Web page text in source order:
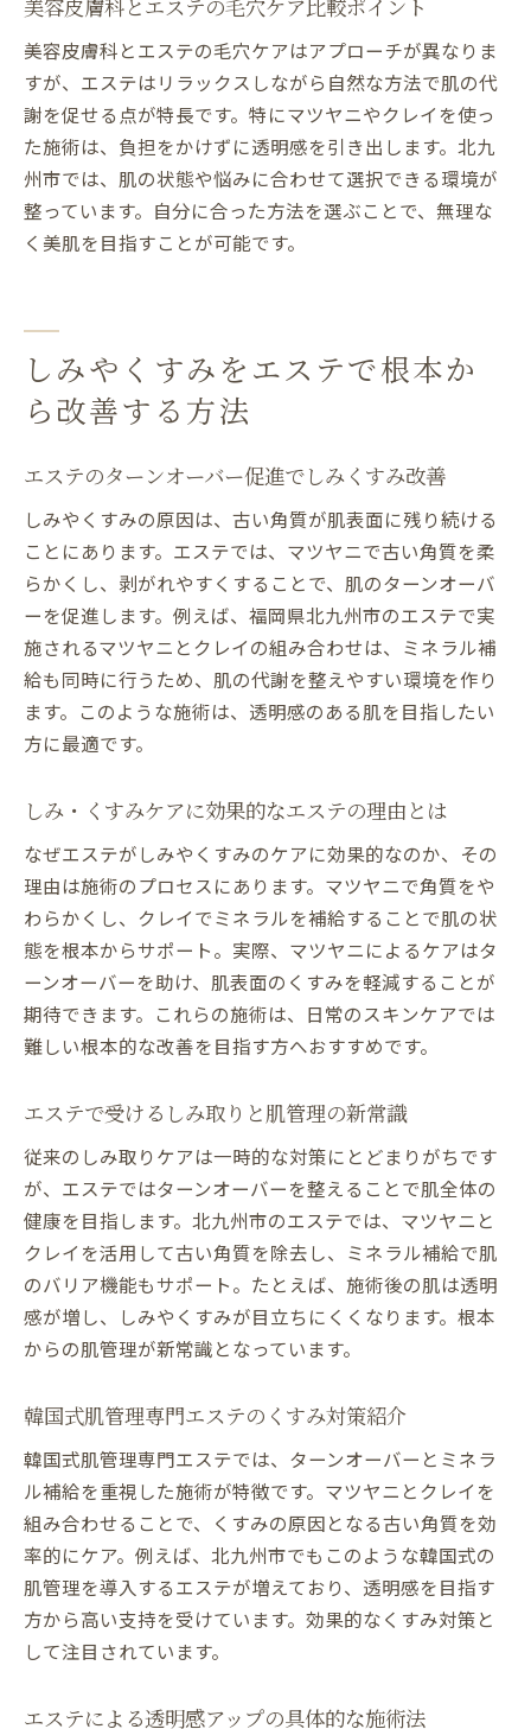
肌質改善にエステが選ばれるメリットとは
エステ施術後の透明感や潤いが実感できる
理由
毛穴ケアや乾燥対応に必要なエステの知識
エステで叶う総合的な肌トラブル対策とは
エステと他サロンの違いと選び方のポイン
ト
美容皮膚科とエステの毛穴ケア比較ポイント
美容皮膚科とエステの毛穴ケアはアプローチが異なりま
すが、エステはリラックスしながら自然な方法で肌の代
謝を促せる点が特長です。特にマツヤニやクレイを使っ
た施術は、負担をかけずに透明感を引き出します。北九
州市では、肌の状態や悩みに合わせて選択できる環境が
整っています。自分に合った方法を選ぶことで、無理な
く美肌を目指すことが可能です。
しみやくすみをエステで根本か
ら改善する方法
エステのターンオーバー促進でしみくすみ改善
しみやくすみの原因は、古い角質が肌表面に残り続ける
ことにあります。エステでは、マツヤニで古い角質を柔
らかくし、剥がれやすくすることで、肌のターンオーバ
ーを促進します。例えば、福岡県北九州市のエステで実
施されるマツヤニとクレイの組み合わせは、ミネラル補
給も同時に行うため、肌の代謝を整えやすい環境を作り
ます。このような施術は、透明感のある肌を目指したい
方に最適です。
しみ・くすみケアに効果的なエステの理由とは
なぜエステがしみやくすみのケアに効果的なのか、その
理由は施術のプロセスにあります。マツヤニで角質をや
わらかくし、クレイでミネラルを補給することで肌の状
態を根本からサポート。実際、マツヤニによるケアはタ
ーンオーバーを助け、肌表面のくすみを軽減することが
期待できます。これらの施術は、日常のスキンケアでは
難しい根本的な改善を目指す方へおすすめです。
エステで受けるしみ取りと肌管理の新常識
従来のしみ取りケアは一時的な対策にとどまりがちです
が、エステではターンオーバーを整えることで肌全体の
健康を目指します。北九州市のエステでは、マツヤニと
クレイを活用して古い角質を除去し、ミネラル補給で肌
のバリア機能もサポート。たとえば、施術後の肌は透明
感が増し、しみやくすみが目立ちにくくなります。根本
からの肌管理が新常識となっています。
韓国式肌管理専門エステのくすみ対策紹介
韓国式肌管理専門エステでは、ターンオーバーとミネラ
ル補給を重視した施術が特徴です。マツヤニとクレイを
組み合わせることで、くすみの原因となる古い角質を効
率的にケア。例えば、北九州市でもこのような韓国式の
肌管理を導入するエステが増えており、透明感を目指す
方から高い支持を受けています。効果的なくすみ対策と
して注目されています。
エステによる透明感アップの具体的な施術法